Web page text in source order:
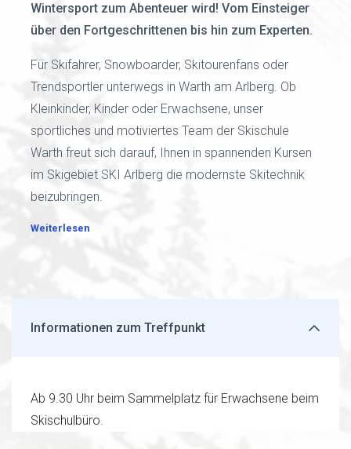
Wintersport zum Abenteuer wird! Vom Einsteiger
über den Fortgeschrittenen bis hin zum Experten.
Für Skifahrer, Snowboarder, Skitourenfans oder
Trendsportler unterwegs in Warth am Arlberg. Ob
Kleinkinder, Kinder oder Erwachsene, unser
sportliches und motiviertes Team der Skischule
Warth freut sich darauf, Ihnen in spannenden Kursen
im Skigebiet SKI Arlberg die modernste Skitechnik
beizubringen.
Weiterlesen
Informationen zum Treffpunkt
Ab 9.30 Uhr beim Sammelplatz für Erwachsene beim
Skischulbüro.